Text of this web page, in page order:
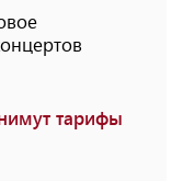
тарифы